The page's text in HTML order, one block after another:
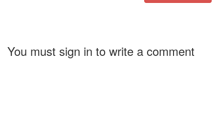
You must sign in to write a comment